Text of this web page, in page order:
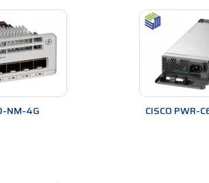
NM-4G CISCO PWR-